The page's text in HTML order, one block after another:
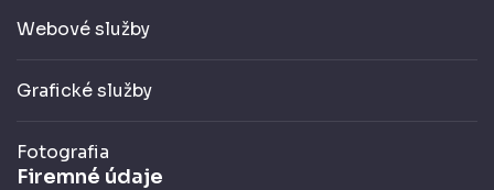
Webové služby
Grafické služby
Fotografia
Firemné údaje